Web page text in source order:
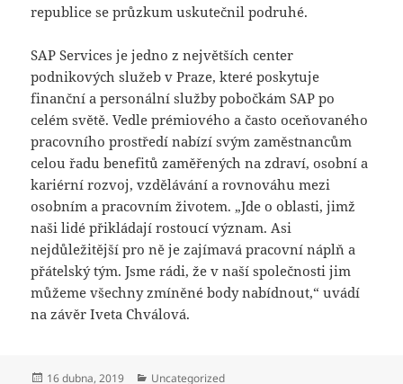
republice se průzkum uskutečnil podruhé.
SAP Services je jedno z největších center
podnikových služeb v Praze, které poskytuje
finanční a personální služby pobočkám SAP po
celém světě. Vedle prémiového a často oceňovaného
pracovního prostředí nabízí svým zaměstnancům
celou řadu benefitů zaměřených na zdraví, osobní a
kariérní rozvoj, vzdělávání a rovnováhu mezi
osobním a pracovním životem. „Jde o oblasti, jimž
naši lidé přikládají rostoucí význam. Asi
nejdůležitější pro ně je zajímavá pracovní náplň a
přátelský tým. Jsme rádi, že v naší společnosti jim
můžeme všechny zmíněné body nabídnout,“ uvádí
na závěr Iveta Chválová.
Publikováno:
16 dubna, 2019 Rubriky:
Uncategorized